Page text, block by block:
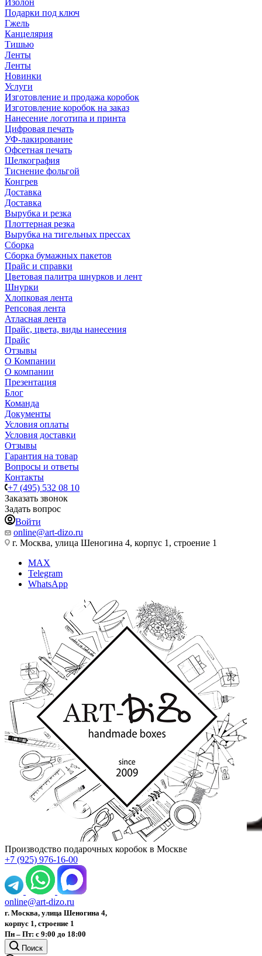
Изолон
Подарки под ключ
Гжель
Канцелярия
Тишью
Ленты
Ленты
Новинки
Услуги
Изготовление и продажа коробок
Изготовление коробок на заказ
Нанесение логотипа и принта
Цифровая печать
УФ-лакирование
Офсетная печать
Шелкография
Тиснение фольгой
Конгрев
Доставка
Доставка
Вырубка и резка
Плоттерная резка
Вырубка на тигельных прессах
Сборка
Сборка бумажных пакетов
Прайс и справки
Цветовая палитра шнурков и лент
Шнурки
Хлопковая лента
Репсовая лента
Атласная лента
Прайс, цвета, виды нанесения
Прайс
Отзывы
О Компании
О компании
Презентация
Блог
Команда
Документы
Условия оплаты
Условия доставки
Отзывы
Гарантия на товар
Вопросы и ответы
Контакты
+7 (495) 532 08 10
Заказать звонок
Задать вопрос
Войти
online@art-dizo.ru
г. Москва, улица Шеногина 4, корпус 1, строение 1
MAX
Telegram
WhatsApp
Производство подарочных коробок в Москве
+7 (925) 976-16-00
online@art-dizo.ru
г. Москва, улица Шеногина 4,
корпус 1, строение 1
Пн – Пт: с 9:00 до 18:00
Поиск